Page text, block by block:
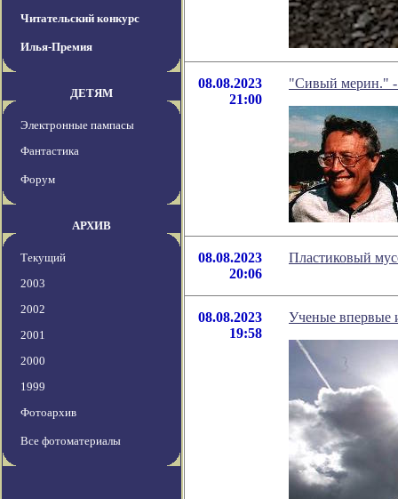
Читательский конкурс
Илья-Премия
ДЕТЯМ
Электронные пампасы
Фантастика
Форум
АРХИВ
Текущий
2003
2002
2001
2000
1999
Фотоархив
Все фотоматериалы
08.08.2023
21:00
"Сивый мерин." -
08.08.2023
20:06
Пластиковый
08.08.2023
19:58
Ученые впервые